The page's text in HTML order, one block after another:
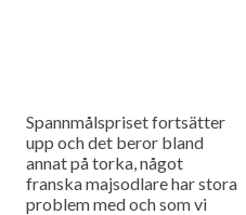
Spannmålspriset fortsätter
upp och det beror bland
annat på torka, något
franska majsodlare har stora
problem med och som vi